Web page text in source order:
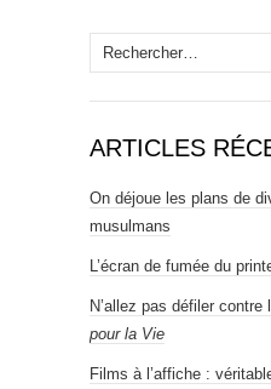
Rechercher :
ARTICLES
On déjoue les plans de
musulmans
L’écran de fumée du
N’allez pas défiler contre
pour la Vie
Films à l’affiche :